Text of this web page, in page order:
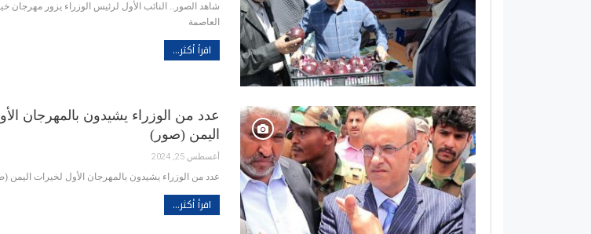
شاهد الصور.. النائب الأول لرئيس الوزراء يزور مهرجان
العاصمة
اقرأ أكثر...
عدد من الوزراء يشيدون بالمهرجان
اليمن (صور)
أغسطس 25, 2024
عدد من الوزراء يشيدون بالمهرجان الأول لخيرات اليمن
اقرأ أكثر...